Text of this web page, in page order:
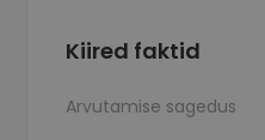
Kiired faktid
Arvutamise sagedus